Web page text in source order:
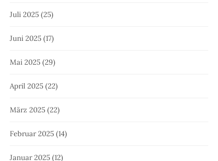
Juli 2025 (25)
Juni 2025 (17)
Mai 2025 (29)
April 2025 (22)
März 2025 (22)
Februar 2025 (14)
Januar 2025 (12)